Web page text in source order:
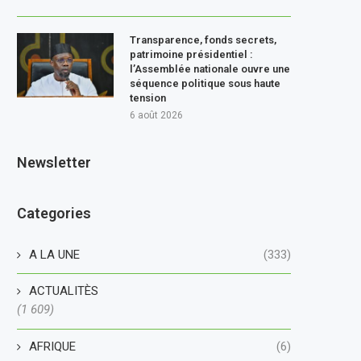
Transparence, fonds secrets,
patrimoine présidentiel :
l’Assemblée nationale ouvre une
séquence politique sous haute
tension
6 août 2026
Newsletter
Categories
A LA UNE (333)
ACTUALITÈS
(1 609)
AFRIQUE (6)